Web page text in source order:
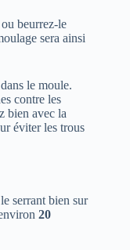
ou beurrez-le
sera ainsi
le moule.
contre les
bien avec la
éviter les trous
serrant bien sur
20